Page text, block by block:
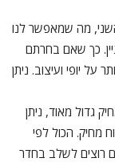
מה שמאפשר לנו
כך שאם בחרתם
על יופי ועיצוב. ניתן
גדול מאוד, ניתן
מחיק. הכול לפי
רוצים לשלב בחדר